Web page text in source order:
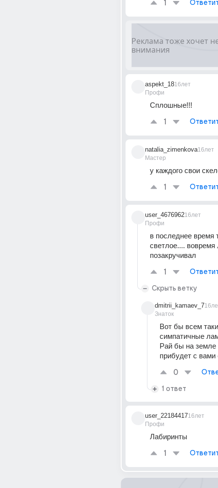
1
aspekt_18
Профи
16лет
Сплошные!!!
1
natalia_zimenkova
Мастер
16лет
у каждого свои
1
user_4676962
Профи
16лет
в последнее время
светлое.... вовремя
позакручивал
1
Скрыть ветку
dmitrii_kamaev_7
Знаток
Вот бы всем
симпатичные
Рай бы на земле
прибудет с вами
0
1 ответ
user_22184417
Профи
16лет
Лабиринты
1